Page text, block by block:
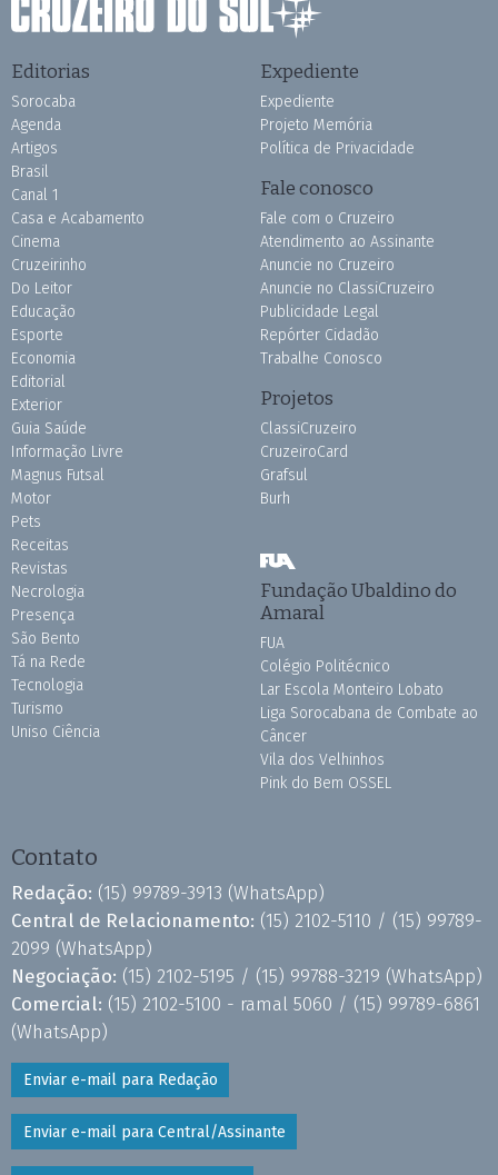
Editorias
Sorocaba
Agenda
Artigos
Brasil
Canal 1
Casa e Acabamento
Cinema
Cruzeirinho
Do Leitor
Educação
Esporte
Economia
Editorial
Exterior
Guia Saúde
Informação Livre
Magnus Futsal
Motor
Pets
Receitas
Revistas
Necrologia
Presença
São Bento
Tá na Rede
Tecnologia
Turismo
Uniso Ciência
Expediente
Expediente
Projeto Memória
Política de Privacidade
Fale conosco
Fale com o Cruzeiro
Atendimento ao Assinante
Anuncie no Cruzeiro
Anuncie no ClassiCruzeiro
Publicidade Legal
Repórter Cidadão
Trabalhe Conosco
Projetos
ClassiCruzeiro
CruzeiroCard
Grafsul
Burh
Fundação Ubaldino do
Amaral
FUA
Colégio Politécnico
Lar Escola Monteiro Lobato
Liga Sorocabana de Combate ao
Câncer
Vila dos Velhinhos
Pink do Bem OSSEL
Contato
Redação: (15) 99789-3913 (WhatsApp)
Central de Relacionamento: (15) 2102-5110 / (15) 99789-
2099 (WhatsApp)
Negociação: (15) 2102-5195 / (15) 99788-3219 (WhatsApp)
Comercial: (15) 2102-5100 - ramal 5060 / (15) 99789-6861
(WhatsApp)
Enviar e-mail para Redação
Enviar e-mail para Central/Assinante